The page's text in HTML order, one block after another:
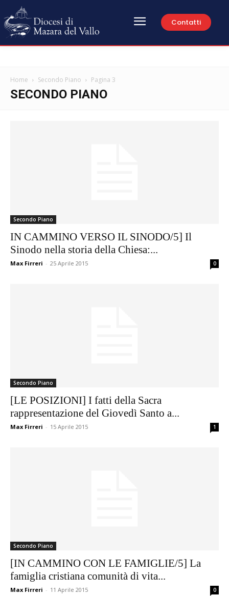
Contatti
Home Secondo Piano Pagina 3
SECONDO PIANO
Secondo Piano
IN CAMMINO VERSO IL SINODO/5] Il
Sinodo nella storia della Chiesa:...
Max Firreri - 25 Aprile 2015 0
Secondo Piano
[LE POSIZIONI] I fatti della Sacra
rappresentazione del Giovedì Santo a...
Max Firreri - 15 Aprile 2015 1
Secondo Piano
[IN CAMMINO CON LE FAMIGLIE/5] La
famiglia cristiana comunità di vita...
Max Firreri - 11 Aprile 2015 0